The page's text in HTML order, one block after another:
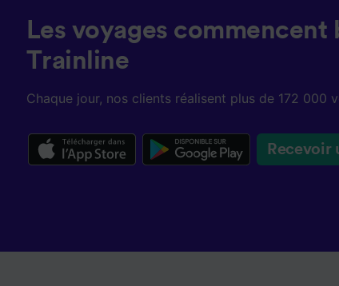
Les voyages commencent
Trainline
Chaque jour, nos clients réalisent plus de 172 000
Recevoir